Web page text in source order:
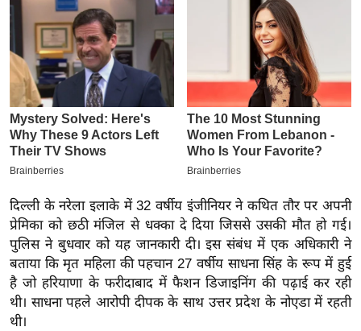
ई
-
पे
प
र
मि
ल
बे
मि
सा
ल
दिल्ली के नरेला इलाके में 32 वर्षीय इंजीनियर ने कथित तौर पर अपनी
प्रेमिका को छठी मंजिल से धक्का दे दिया जिससे उसकी मौत हो गई।
पुलिस ने बुधवार को यह जानकारी दी। इस संबंध में एक अधिकारी ने
बताया कि मृत महिला की पहचान 27 वर्षीय साधना सिंह के रूप में हुई
है जो हरियाणा के फरीदाबाद में फैशन डिजाइनिंग की पढ़ाई कर रही
थी। साधना पहले आरोपी दीपक के साथ उत्तर प्रदेश के नोएडा में रहती
थी।